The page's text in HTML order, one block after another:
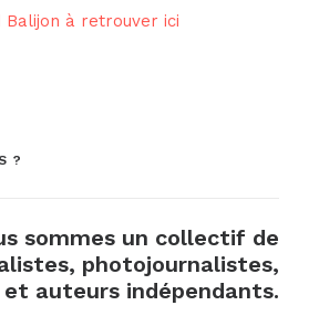
Balijon à retrouver ici
?
sommes un collectif de
photojournalistes,
auteurs indépendants.